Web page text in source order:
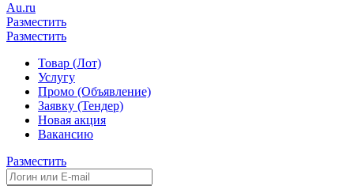
Au.ru
Разместить
Разместить
Товар (Лот)
Услугу
Промо (Объявление)
Заявку (Тендер)
Новая акция
Вакансию
Разместить